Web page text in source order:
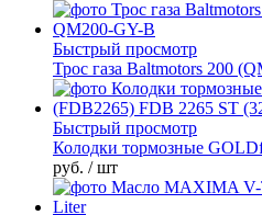
Быстрый просмотр
Трос газа Baltmotors 200
Быстрый просмотр
Колодки тормозные
руб. / шт